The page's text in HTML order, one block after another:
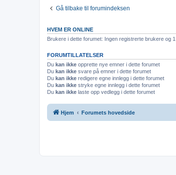
Gå tilbake til forumindeksen
HVEM ER ONLINE
Brukere i dette forumet: Ingen registrerte brukere og
FORUMTILLATELSER
Du kan ikke opprette nye emner i dette forumet
Du kan ikke svare på emner i dette forumet
Du kan ikke redigere egne innlegg i dette forumet
Du kan ikke stryke egne innlegg i dette forumet
Du kan ikke laste opp vedlegg i dette forumet
Hjem Forumets hovedside